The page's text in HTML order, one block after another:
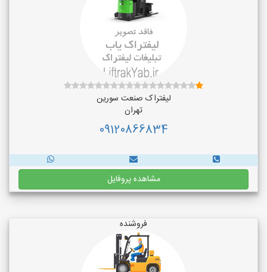
لیفتراک صنعت سورین
تهران
09120866834
مشاهده پروفایل
فروشنده